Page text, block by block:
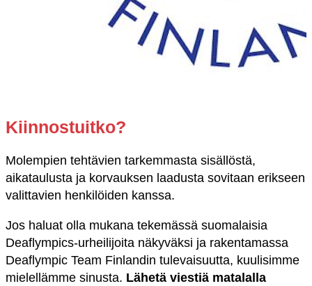
Kiinnostuitko?
Molempien tehtävien tarkemmasta sisällöstä,
aikataulusta ja korvauksen laadusta sovitaan erikseen
valittavien henkilöiden kanssa.
Jos haluat olla mukana tekemässä suomalaisia
Deaflympics-urheilijoita näkyväksi ja rakentamassa
Deaflympic Team Finlandin tulevaisuutta, kuulisimme
mielellämme sinusta. Lähetä viestiä matalalla